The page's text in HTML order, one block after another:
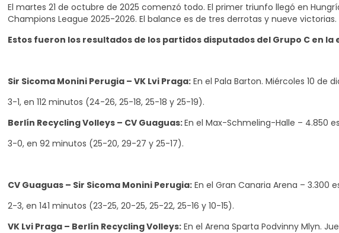
El martes 21 de octubre de 2025 comenzó todo. El primer triunfo llegó en
Champions League 2025-2026. El balance es de tres derrotas y nueve victorias.
Estos fueron los resultados de los partidos disputados del Grupo C en
Sir Sicoma Monini Perugia – VK Lvi Praga: En el Pala Barton. Miércoles 10 de
3-1, en 112 minutos (24-26, 25-18, 25-18 y 25-19).
Berlín Recycling Volleys – CV Guaguas:En el Max-Schmeling-Halle – 4.850
3-0, en 92 minutos (25-20, 29-27 y 25-17).
CV Guaguas – Sir Sicoma Monini Perugia: En el Gran Canaria Arena – 3.300
2-3, en 141 minutos (23-25, 20-25, 25-22, 25-16 y 10-15).
VK Lvi Praga – Berlín Recycling Volleys: En el Arena Sparta Podvinny Mlyn.